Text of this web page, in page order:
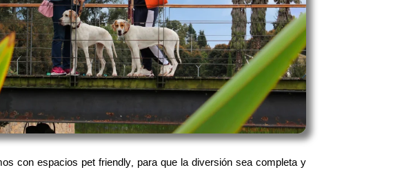
con espacios pet friendly, para que la diversión sea completa y